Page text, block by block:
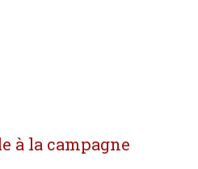
à la campagne